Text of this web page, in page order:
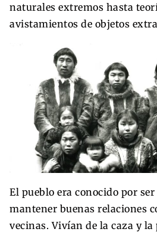
naturales extremos hasta
avistamientos de objetos
El pueblo era conocido por
mantener buenas relaciones
vecinas. Vivían de la caza y la